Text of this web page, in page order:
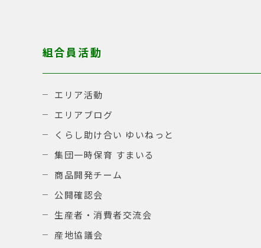
組合員活動
エリア活動
エリアブログ
くらし助け合い ゆいねっと
集団一時保育 すまいる
商品開発チーム
公開確認会
生産者・消費者交流会
産地協議会